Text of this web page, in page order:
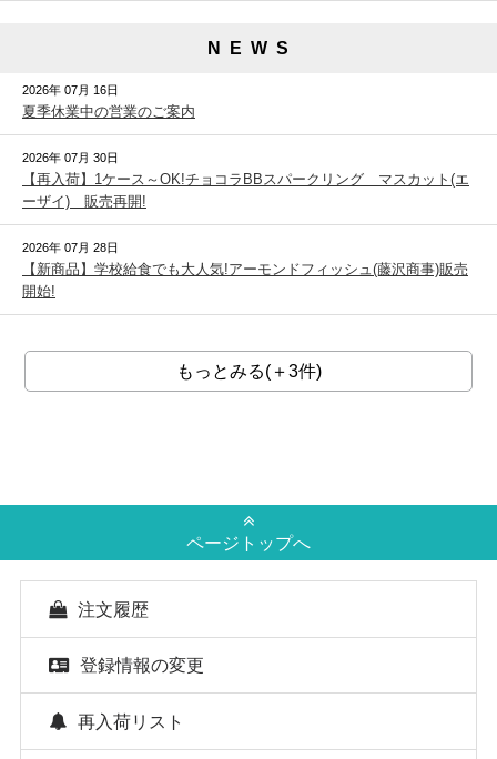
N E W S
2026年 07月 16日
夏季休業中の営業のご案内
2026年 07月 30日
【再入荷】1ケース～OK!チョコラBBスパークリング マスカット(エ
ーザイ) 販売再開!
2026年 07月 28日
【新商品】学校給食でも大人気!アーモンドフィッシュ(藤沢商事)販売
開始!
もっとみる(＋3件)
ページトップへ
注文履歴
登録情報の変更
再入荷リスト